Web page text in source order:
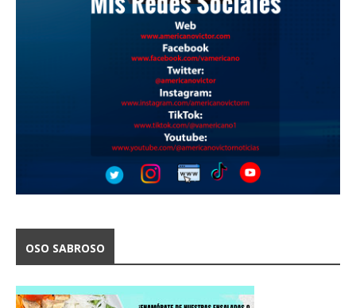
OSO SABROSO